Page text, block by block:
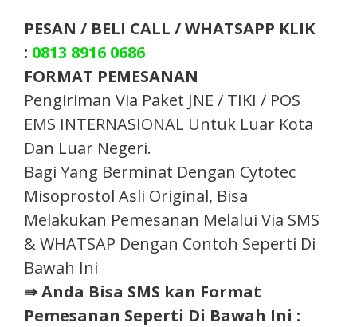
PESAN / BELI CALL / WHATSAPP KLIK
: 0813 8916 0686
FORMAT PEMESANAN
Pengiriman Via Paket JNE / TIKI / POS
EMS INTERNASIONAL Untuk Luar Kota
Dan Luar Negeri.
Bagi Yang Berminat Dengan Cytotec
Misoprostol Asli Original, Bisa
Melakukan Pemesanan Melalui Via SMS
& WHATSAP Dengan Contoh Seperti Di
Bawah Ini
⇛ Anda Bisa SMS kan Format
Pemesanan Seperti Di Bawah Ini :